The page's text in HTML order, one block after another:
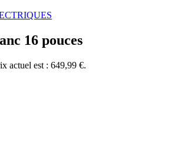
16 pouces
actuel est : 649,99 €.